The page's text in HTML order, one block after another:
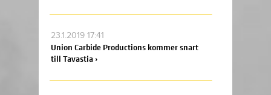
23.1.2019 17:41
Union Carbide Productions kommer snart
till Tavastia ›